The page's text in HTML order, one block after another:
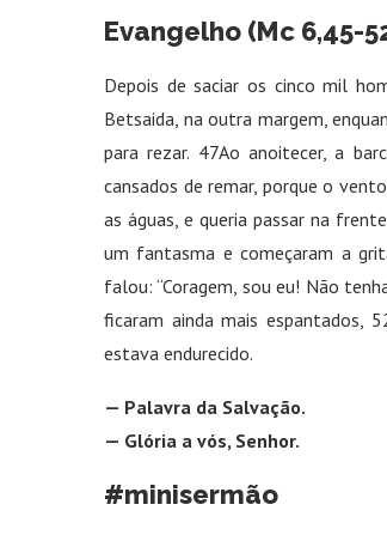
Evangelho (Mc 6,45-
Depois de saciar os cinco mil
Betsaida, na outra margem,
para rezar. 47Ao anoitecer, a
cansados de remar, porque o
as águas, e queria passar na
um fantasma e começaram a
falou: “Coragem, sou eu! Não
ficaram ainda mais espantados,
estava endurecido.
— Palavra da Salvação.
— Glória a vós, Senhor.
#minisermão